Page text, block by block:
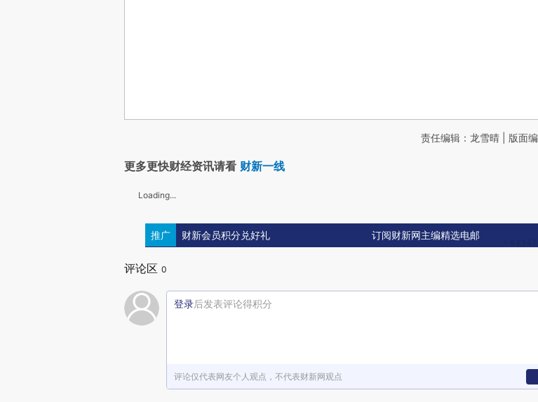
责任编辑：龙雪晴 | 版面
更多更快财经资讯请看 财新一线
Loading...
推广 财新会员积分兑好礼 订阅财新网主编精选电邮
评论区 0
登录后发表评论得积分
评论仅代表网友个人观点，不代表财新网观点